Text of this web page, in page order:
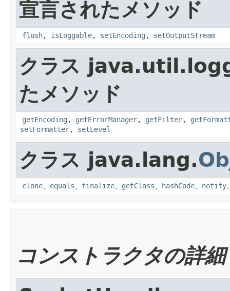
宣言されたメソッド
flush, isLoggable, setEncoding , setOutputStream
クラス
たメソッド
getEncoding , getErrorManager, getFilter,
setFormatter, setLevel
クラス java.lang.
clone、 equals、 finalize、 getClass、 hashCode、 notify
コンストラクタの詳細